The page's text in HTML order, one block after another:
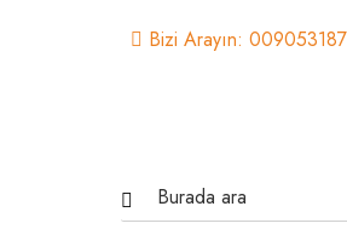
Bizi Arayın: